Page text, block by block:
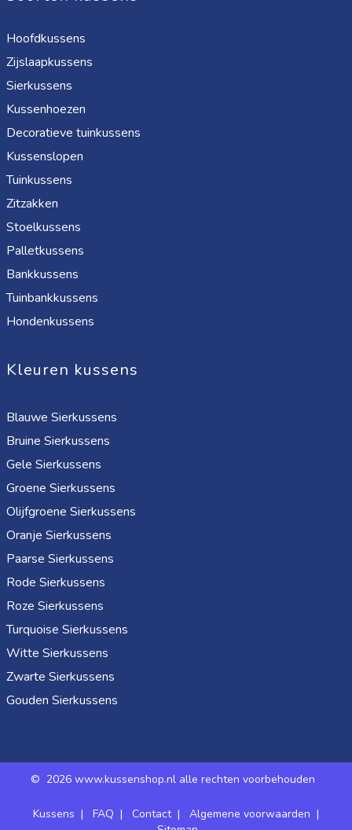
Hoofdkussens
Zijslaapkussens
Sierkussens
Kussenhoezen
Decoratieve tuinkussens
Kussenslopen
Tuinkussens
Zitzakken
Stoelkussens
Palletkussens
Bankkussens
Tuinbankkussens
Hondenkussens
Kleuren kussens
Blauwe Sierkussens
Bruine Sierkussens
Gele Sierkussens
Groene Sierkussens
Olijfgroene Sierkussens
Oranje Sierkussens
Paarse Sierkussens
Rode Sierkussens
Roze Sierkussens
Turquoise Sierkussens
Witte Sierkussens
Zwarte Sierkussens
Gouden Sierkussens
© 2026 www.kussenshop.nl alle rechten voorbehouden
Kussens | FAQ | Contact| Algemene voorwaarden |